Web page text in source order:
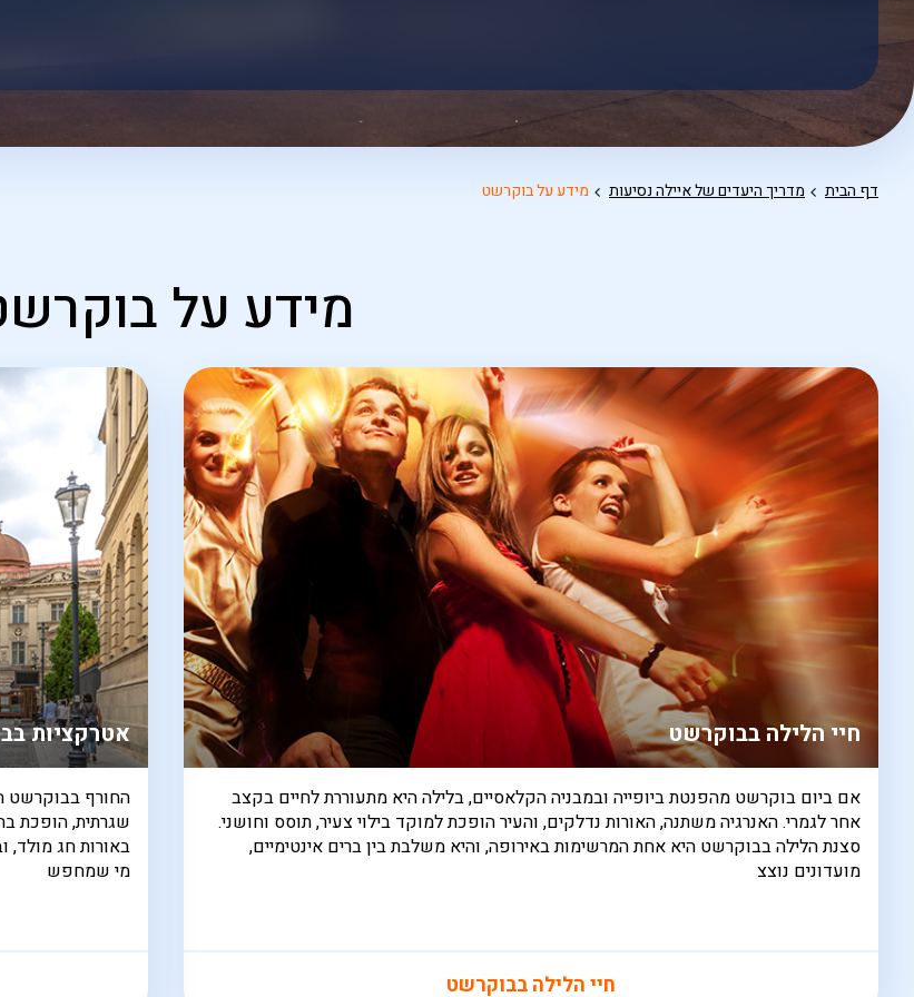
מוצגות
לפני
הכפתור
דף הבית מדריך היעדים של איילה נסיעות מידע על בוקרשט
מידע על
חיי הלילה בבוקרשט
אם ביום בוקרשט מהפנטת ביופייה ובמבניה הקלאסיים, בלילה היא מתעוררת לחיים בקצב
אחר לגמרי. האנרגיה משתנה, האורות נדלקים, והעיר הופכת למוקד בילוי צעיר, תוסס וחושני.
סצנת הלילה בבוקרשט היא אחת המרשימות באירופה, והיא משלבת בין ברים אינטימיים,
מועדונים נוצצ
חיי הלילה בבוקרשט
אטרקציות
החורף בבוקרשט
שגרתית, הופכת
באורות חג מולד,
מי שמחפש